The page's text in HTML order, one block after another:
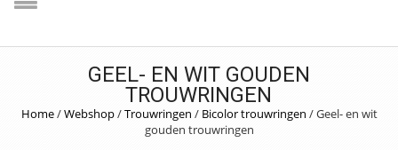
GEEL- EN WIT GOUDEN
TROUWRINGEN
Home/Webshop/Trouwringen / Bicolor trouwringen /Geel- en wit
gouden trouwringen